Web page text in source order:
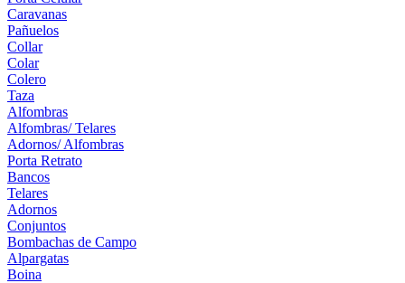
Caravanas
Pañuelos
Collar
Colar
Colero
Taza
Alfombras
Alfombras/ Telares
Adornos/ Alfombras
Porta Retrato
Bancos
Telares
Adornos
Conjuntos
Bombachas de Campo
Alpargatas
Boina